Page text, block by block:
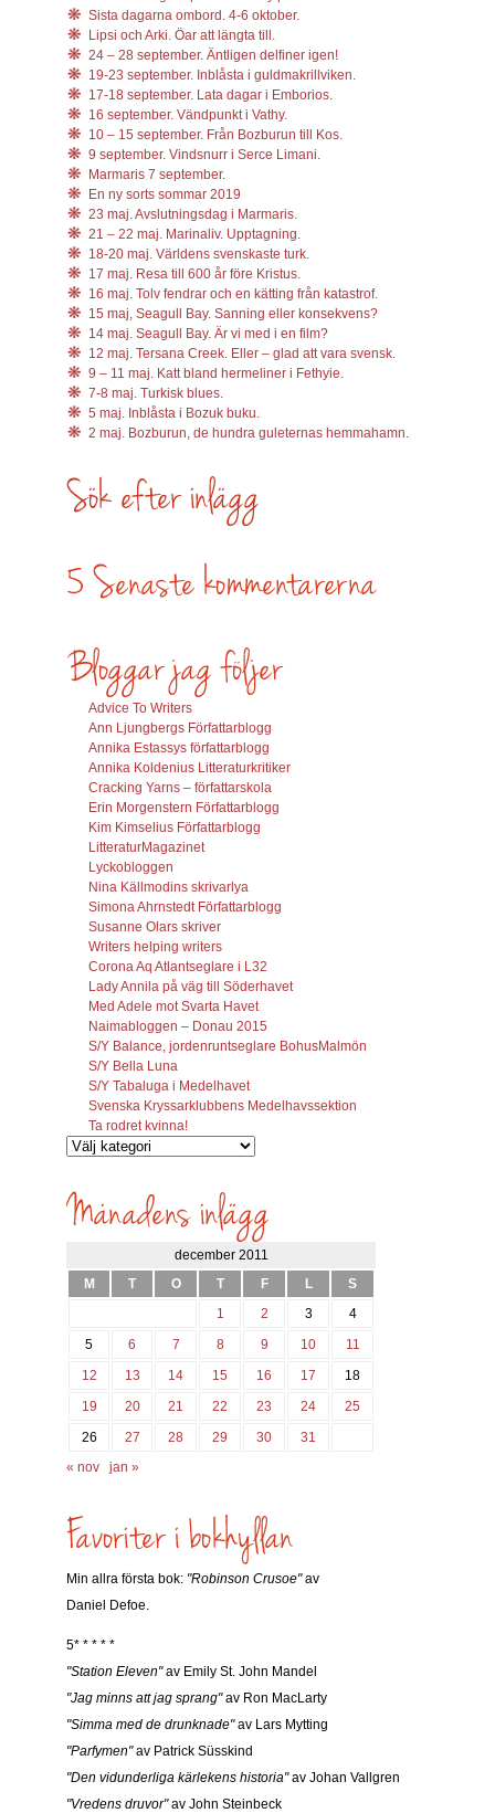
Sista dagarna ombord. 4-6 oktober.
Lipsi och Arki. Öar att längta till.
24 – 28 september. Äntligen delfiner igen!
19-23 september. Inblåsta i guldmakrillviken.
17-18 september. Lata dagar i Emborios.
16 september. Vändpunkt i Vathy.
10 – 15 september. Från Bozburun till Kos.
9 september. Vindsnurr i Serce Limani.
Marmaris 7 september.
En ny sorts sommar 2019
23 maj. Avslutningsdag i Marmaris.
21 – 22 maj. Marinaliv. Upptagning.
18-20 maj. Världens svenskaste turk.
17 maj. Resa till 600 år före Kristus.
16 maj. Tolv fendrar och en kätting från katastrof.
15 maj, Seagull Bay. Sanning eller konsekvens?
14 maj. Seagull Bay. Är vi med i en film?
12 maj. Tersana Creek. Eller – glad att vara svensk.
9 – 11 maj. Katt bland hermeliner i Fethyie.
7-8 maj. Turkisk blues.
5 maj. Inblåsta i Bozuk buku.
2 maj. Bozburun, de hundra guleternas hemmahamn.
Advice To Writers
Ann Ljungbergs Författarblogg
Annika Estassys författarblogg
Annika Koldenius Litteraturkritiker
Cracking Yarns – författarskola
Erin Morgenstern Författarblogg
Kim Kimselius Författarblogg
LitteraturMagazinet
Lyckobloggen
Nina Källmodins skrivarlya
Simona Ahrnstedt Författarblogg
Susanne Olars skriver
Writers helping writers
Corona Aq Atlantseglare i L32
Lady Annila på väg till Söderhavet
Med Adele mot Svarta Havet
Naimabloggen – Donau 2015
S/Y Balance, jordenruntseglare BohusMalmön
S/Y Bella Luna
S/Y Tabaluga i Medelhavet
Svenska Kryssarklubbens Medelhavssektion
Ta rodret kvinna!
Vilka
söks?
december 2011
M
T O T F L
S
1
2 3
4
5
6 7 8 9 10
11
12
13 14 15 16 17
18
19
20 21 22 23 24
25
26
27 28 29 30
31
« nov
jan »
Min allra första bok: "Robinson Crusoe"av
Daniel Defoe.
5* * * * *
"Station Eleven"av Emily St. John Mandel
"Jag minns att jag sprang"av Ron MacLarty
"Simma med de drunknade"av Lars Mytting
"Parfymen"av Patrick Süsskind
"Den vidunderliga kärlekens historia"av Johan Vallgren
"Vredens druvor"av John Steinbeck